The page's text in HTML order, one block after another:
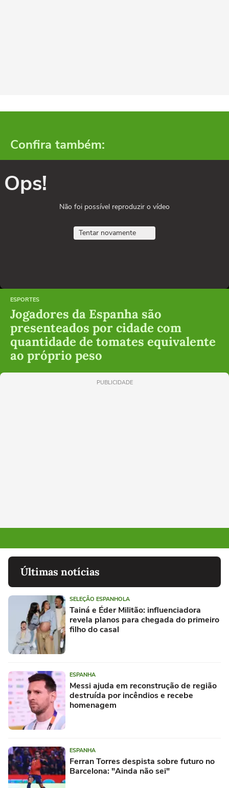
Confira também:
Ops!
Não foi possível reproduzir o vídeo
Tentar novamente
ESPORTES
Jogadores da Espanha são
presenteados por cidade com
quantidade de tomates equivalente
ao próprio peso
PUBLICIDADE
Últimas notícias
SELEÇÃO ESPANHOLA
Tainá e Éder Militão: influenciadora
revela planos para chegada do primeiro
filho do casal
ESPANHA
Messi ajuda em reconstrução de região
destruída por incêndios e recebe
homenagem
ESPANHA
Ferran Torres despista sobre futuro no
Barcelona: "Ainda não sei"